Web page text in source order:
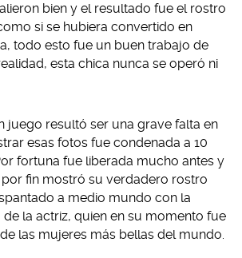
bien y el resultado fue el rostro
si se hubiera convertido en
todo esto fue un buen trabajo de
esta chica nunca se operó ni
juego resultó ser una grave falta en
esas fotos fue condenada a 10
fortuna fue liberada mucho antes y
fin mostró su verdadero rostro
a medio mundo con la
la actriz, quien en su momento fue
las mujeres más bellas del mundo.